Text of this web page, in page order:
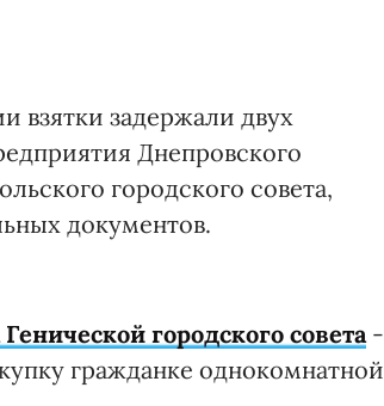
взятки задержали двух
Днепровского
городского совета,
документов.
городского совета -
гражданке однокомнатной